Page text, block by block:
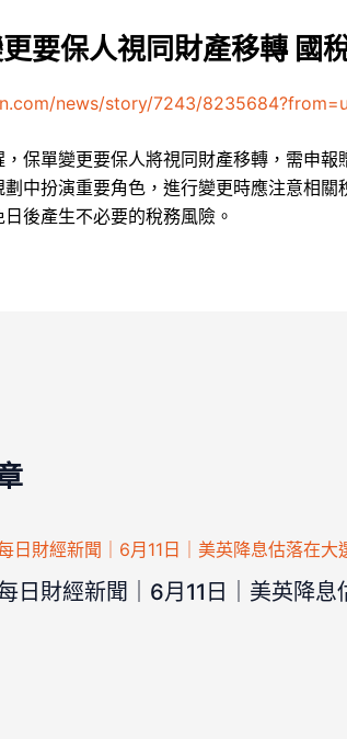
要保人視同財產移轉 國
news/story/7243/
，保單變更要保人將視同財產移轉，需申
劃中扮演重要角色，進行變更時應注意相
後產生不必要的稅務風險。
日財經新聞｜6月11日｜美英降息